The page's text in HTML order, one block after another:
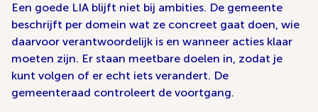
Een goede LIA blijft niet bij ambities. De gemeente
beschrijft per domein wat ze concreet gaat doen, wie
daarvoor verantwoordelijk is en wanneer acties klaar
moeten zijn. Er staan meetbare doelen in, zodat je
kunt volgen of er echt iets verandert. De
gemeenteraad controleert de voortgang.